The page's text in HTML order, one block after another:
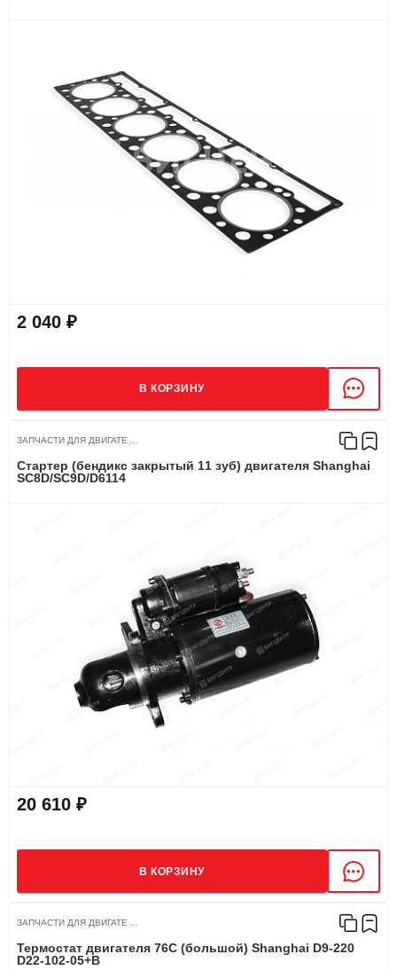
2 040 ₽
В КОРЗИНУ
ЗАПЧАСТИ ДЛЯ ДВИГАТЕ ...
Стартер (бендикс закрытый 11 зуб) двигателя Shanghai
SC8D/SC9D/D6114
20 610 ₽
В КОРЗИНУ
ЗАПЧАСТИ ДЛЯ ДВИГАТЕ ...
Термостат двигателя 76C (большой) Shanghai D9-220
D22-102-05+B